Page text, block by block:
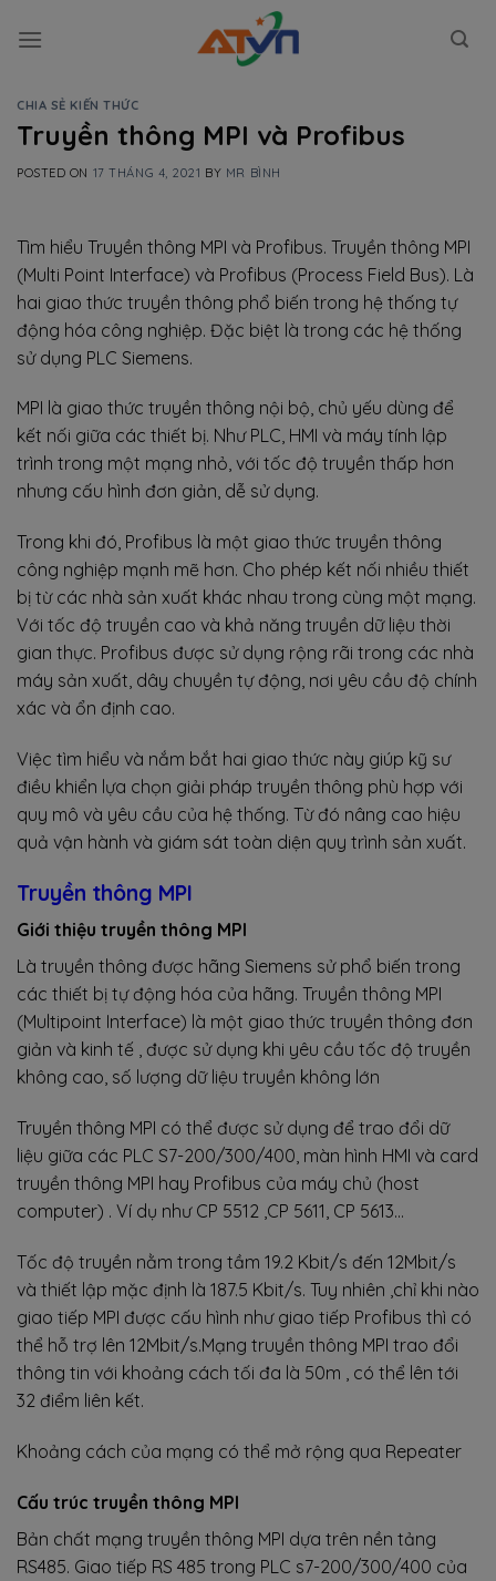
CHIA SẺ KIẾN THỨC
Truyền thông MPI và Profibus
POSTED ON 17 THÁNG 4, 2021 BY MR BÌNH
Tìm hiểu Truyền thông MPI và Profibus. Truyền thông MPI
(Multi Point Interface) và Profibus (Process Field Bus). Là
hai giao thức truyền thông phổ biến trong hệ thống tự
động hóa công nghiệp. Đặc biệt là trong các hệ thống
sử dụng PLC Siemens.
MPI là giao thức truyền thông nội bộ, chủ yếu dùng để
kết nối giữa các thiết bị. Như PLC, HMI và máy tính lập
trình trong một mạng nhỏ, với tốc độ truyền thấp hơn
nhưng cấu hình đơn giản, dễ sử dụng.
Trong khi đó, Profibus là một giao thức truyền thông
công nghiệp mạnh mẽ hơn. Cho phép kết nối nhiều thiết
bị từ các nhà sản xuất khác nhau trong cùng một mạng.
Với tốc độ truyền cao và khả năng truyền dữ liệu thời
gian thực. Profibus được sử dụng rộng rãi trong các nhà
máy sản xuất, dây chuyền tự động, nơi yêu cầu độ chính
xác và ổn định cao.
Việc tìm hiểu và nắm bắt hai giao thức này giúp kỹ sư
điều khiển lựa chọn giải pháp truyền thông phù hợp với
quy mô và yêu cầu của hệ thống. Từ đó nâng cao hiệu
quả vận hành và giám sát toàn diện quy trình sản xuất.
Truyền thông MPI
Giới thiệu truyền thông MPI
Là truyền thông được hãng Siemens sử phổ biến trong
các thiết bị tự động hóa của hãng. Truyền thông MPI
(Multipoint Interface) là một giao thức truyền thông đơn
giản và kinh tế , được sử dụng khi yêu cầu tốc độ truyền
không cao, số lượng dữ liệu truyền không lớn
Truyền thông MPI có thể được sử dụng để trao đổi dữ
liệu giữa các PLC S7-200/300/400, màn hình HMI và card
truyền thông MPI hay Profibus của máy chủ (host
computer) . Ví dụ như CP 5512 ,CP 5611, CP 5613…
Tốc độ truyền nằm trong tầm 19.2 Kbit/s đến 12Mbit/s
và thiết lập mặc định là 187.5 Kbit/s. Tuy nhiên ,chỉ khi nào
giao tiếp MPI được cấu hình như giao tiếp Profibus thì có
thể hỗ trợ lên 12Mbit/s.Mạng truyền thông MPI trao đổi
thông tin với khoảng cách tối đa là 50m , có thể lên tới
32 điểm liên kết.
Khoảng cách của mạng có thể mở rộng qua Repeater
Cấu trúc truyền thông MPI
Bản chất mạng truyền thông MPI dựa trên nền tảng
RS485. Giao tiếp RS 485 trong PLC s7-200/300/400 của